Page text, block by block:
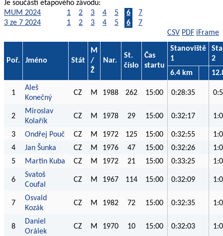
Je součástí etapového závodu:
MUM 2024
1 2 3 4 5 6
7
3 ze 7 2024
1 2 3 4 5 6
7
CSV PDF iFrame
Poř. Jméno Stát
M
/
Ž
Nar.
St.
číslo
Čas
startu
Stanoviště
1
2
6.4 km
1
Aleš
Konečný
CZ M 1988 262 15:00 0:28:35
2
Miroslav
Kolařík
CZ M 1978 29 15:00 0:32:17
3 Ondřej Pouč CZ M 1972 125 15:00 0:32:55
4
Jan Šunka CZ M 1976 47 15:00 0:32:26
5
Martin Kuba CZ M 1972 21 15:00 0:33:25
6
Svatoš
Coufal
CZ M 1967 114 15:00 0:32:09
7
Osvald
Kozák
CZ M 1982 72 15:00 0:32:35
8
Daniel
Orálek
CZ M 1970 10 15:00 0:32:03